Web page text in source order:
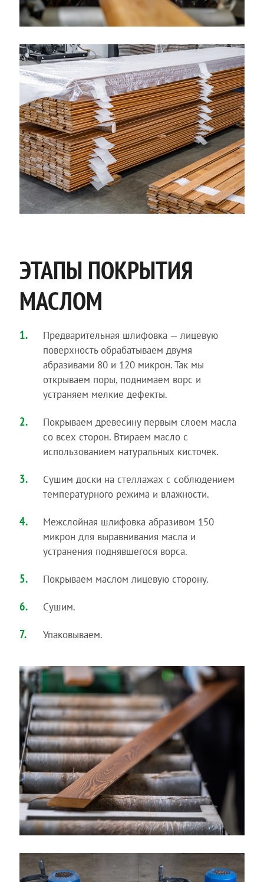
ЭТАПЫ ПОКРЫТИЯ
МАСЛОМ
Предварительная шлифовка — лицевую
поверхность обрабатываем двумя
абразивами 80 и 120 микрон. Так мы
открываем поры, поднимаем ворс и
устраняем мелкие дефекты.
Покрываем древесину первым слоем масла
со всех сторон. Втираем масло с
использованием натуральных кисточек.
Сушим доски на стеллажах с соблюдением
температурного режима и влажности.
Межслойная шлифовка абразивом 150
микрон для выравнивания масла и
устранения поднявшегося ворса.
Покрываем маслом лицевую сторону.
Сушим.
Упаковываем.